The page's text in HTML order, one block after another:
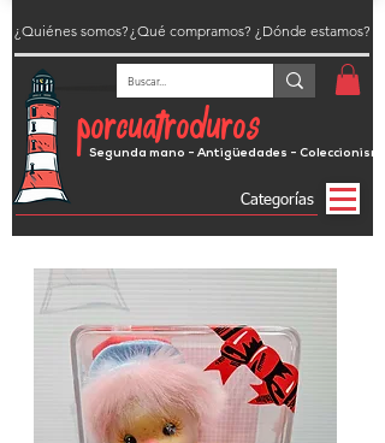
porcuatroduros
Segunda mano - Antigüedades - Coleccionismo
¿Dónde estamos?
¿Quiénes somos?
Categorías
¿Qué compramos?